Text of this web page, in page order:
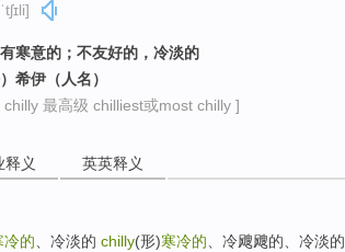
寒意的；不友好的，冷淡的
希伊（人名）
最高级 chilliest或most chilly ]
释义 英英释义
冷的 、冷淡的 chilly(形)寒冷的 、冷飕飕的、冷淡